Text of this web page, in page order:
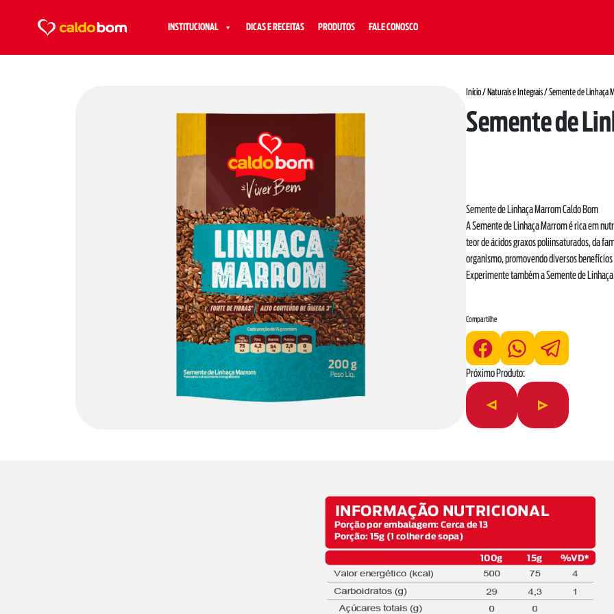
INSTITUCIONAL DICAS E RECEITAS PRODUTOS FALE CONOSCO
Início/ Naturais e Integrais/ Semente de Linhaça
Semente de
Semente de Linhaça Marrom Caldo Bom
A Semente de Linhaça Marrom é rica em
teor de ácidos graxos poliinsaturados, da
organismo, promovendo diversos benefícios
Experimente também a Semente de
real para obter as informações mais
Compartilhe
Próximo Produto: